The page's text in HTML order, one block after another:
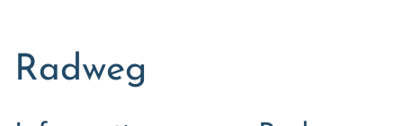
Radweg